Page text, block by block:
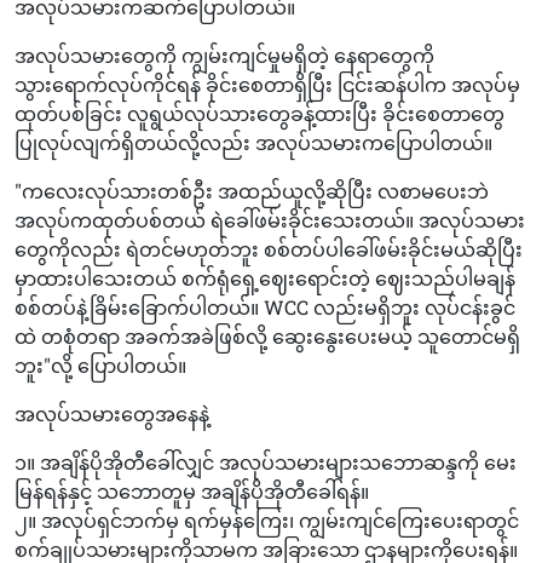
အလုပ်သမားကဆက်ပြောပါတယ်။
အလုပ်သမားတွေကို ကျွမ်းကျင်မှုမရှိတဲ့ နေရာတွေကို
သွားရောက်လုပ်ကိုင်ရန် ခိုင်းစေတာရှိပြီး ငြင်းဆန်ပါက အလုပ်မှ
ထုတ်ပစ်ခြင်း လူရွယ်လုပ်သားတွေခန့်ထားပြီး ခိုင်းစေတာတွေ
ပြုလုပ်လျက်ရှိတယ်လို့လည်း အလုပ်သမားကပြောပါတယ်။
"ကလေးလုပ်သားတစ်ဦး အထည်ယူလို့ဆိုပြီး လစာမပေးဘဲ
အလုပ်ကထုတ်ပစ်တယ် ရဲခေါ်ဖမ်းခိုင်းသေးတယ်။ အလုပ်သမား
တွေကိုလည်း ရဲတင်မဟုတ်ဘူး စစ်တပ်ပါခေါ်ဖမ်းခိုင်းမယ်ဆိုပြီး
မှာထားပါသေးတယ် စက်ရုံရှေ့ဈေးရောင်းတဲ့ ဈေးသည်ပါမချန်
စစ်တပ်နဲ့ခြိမ်းခြောက်ပါတယ်။ WCC လည်းမရှိဘူး လုပ်ငန်းခွင်
ထဲ တစုံတရာ အခက်အခဲဖြစ်လို့ ဆွေးနွေးပေးမယ့် သူတောင်မရှိ
ဘူး"လို့ ပြောပါတယ်။
အလုပ်သမားတွေအနေနဲ့
၁။ အချိန်ပိုအိုတီခေါ်လျှင် အလုပ်သမားများသဘောဆန္ဒကို မေး
မြန်ရန်နှင့် သဘောတူမှ အချိန်ပိုအိုတီခေါ်ရန်။
၂။ အလုပ်ရှင်ဘက်မှ ရက်မှန်ကြေး၊ ကျွမ်းကျင်ကြေးပေးရာတွင်
စက်ချုပ်သမားများကိုသာမက အခြားသော ဌာနများကိုပေးရန်။